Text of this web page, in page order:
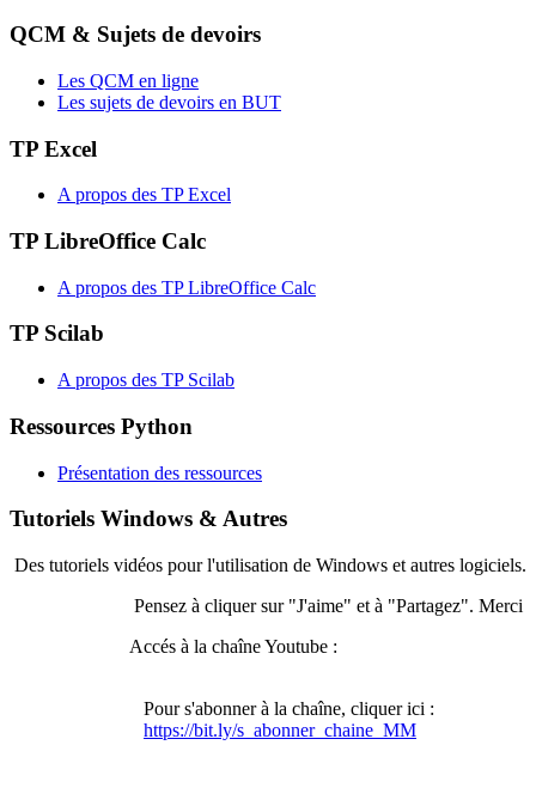
QCM & Sujets de devoirs
Les QCM en ligne
Les sujets de devoirs en BUT
TP Excel
A propos des TP Excel
TP LibreOffice Calc
A propos des TP LibreOffice Calc
TP Scilab
A propos des TP Scilab
Ressources Python
Présentation des ressources
Tutoriels Windows & Autres
Des tutoriels vidéos pour l'utilisation de Windows et autres logiciels.
Pensez à cliquer sur "J'aime" et à "Partagez". Merci
Accés à la chaîne Youtube :
Pour s'abonner à la chaîne, cliquer ici :
https://bit.ly/s_abonner_chaine_MM